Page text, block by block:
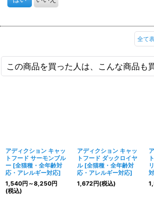
不安です。もっと食いつきの良くなるトッピン
全て
この商品を買った人は、こんな商品も
アディクション キャッ
トフード サーモンブル
ー [全猫種・全年齢対
応・アレルギー対応]
1,540円 ～8,250円
(税込)
アディクション キャッ
トフード ダックロイヤ
ル [全猫種・全年齢対
応・アレルギー対応]
1,672円(税込)